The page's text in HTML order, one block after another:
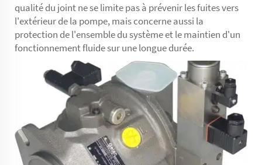
qualité du joint ne se limite pas à prévenir les fuites vers
l'extérieur de la pompe, mais concerne aussi la
protection de l'ensemble du système et le maintien d'un
fonctionnement fluide sur une longue durée.